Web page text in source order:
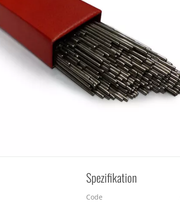
Spezifikation
Code